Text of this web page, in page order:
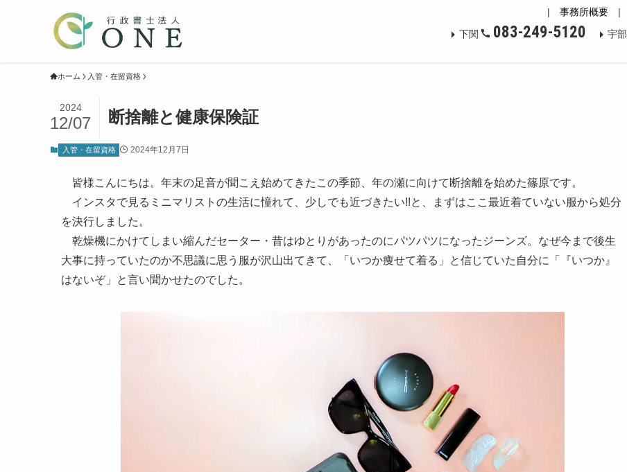
| 事務所概要 |
下関 083-249-5120 宇部
ホーム 入管・在留資格
断捨離と健康保険証
2024
12/07
入管・在留資格 2024年12月7日
皆様こんにちは。年末の足音が聞こえ始めてきたこの季節、年の瀬に向けて断捨離を始めた篠原です。
インスタで見るミニマリストの生活に憧れて、少しでも近づきたい!!と、まずはここ最近着ていない服から処分
を決行しました。
乾燥機にかけてしまい縮んだセーター・昔はゆとりがあったのにパツパツになったジーンズ。なぜ今まで後生
大事に持っていたのか不思議に思う服が沢山出てきて、「いつか痩せて着る」と信じていた自分に「『いつか』
はないぞ」と言い聞かせたのでした。